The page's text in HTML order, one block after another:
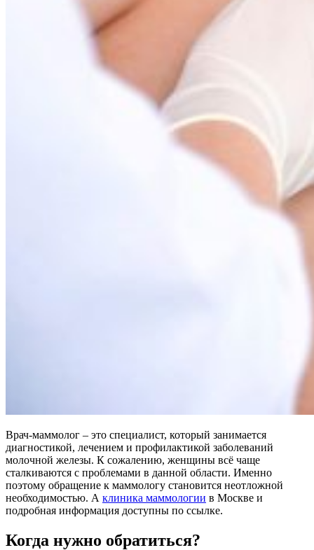
Врач-маммолог – это специалист, который занимается
диагностикой, лечением и профилактикой заболеваний
молочной железы. К сожалению, женщины всё чаще
сталкиваются с проблемами в данной области. Именно
поэтому обращение к маммологу становится неотложной
необходимостью. А клиника маммологии в Москве и
подробная информация доступны по ссылке.
Когда нужно обратиться?